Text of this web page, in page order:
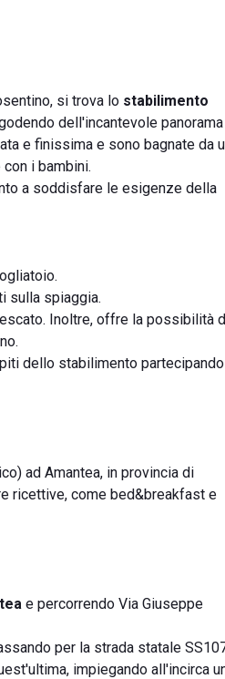
si trova lo stabilimento
dell'incantevole panorama
e finissima e sono bagnate da
i bambini.
a soddisfare le esigenze della
sulla spiaggia.
Inoltre, offre la possibilità
dello stabilimento
ad Amantea, in provincia di
ricettive, come bed&breakfast e
e percorrendo Via Giuseppe
per la strada statale
impiegando all'incirca